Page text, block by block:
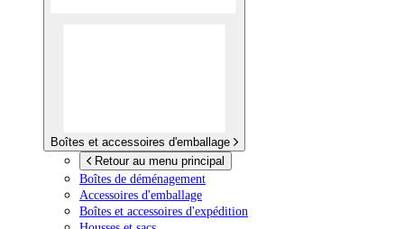
Boîtes et accessoires d'emballage
Retour au menu principal
Boîtes de déménagement
Accessoires d'emballage
Boîtes et accessoires d'expédition